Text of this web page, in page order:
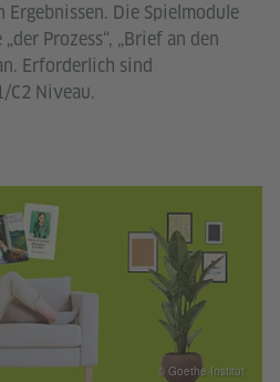
Die Spielmodule
Prozess“, „Brief an den
Erforderlich sind
C2 Niveau.
© Goethe-Institut